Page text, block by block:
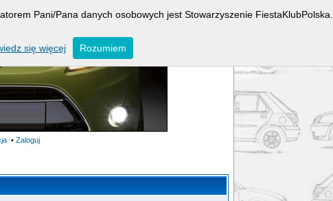
• Zaloguj
Pani/Pana danych osobowych jest Stowarzyszenie FiestaKlubPolska.
się więcej Rozumiem